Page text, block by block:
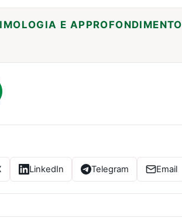
E APPROFONDIMENTO
LinkedIn Telegram Email